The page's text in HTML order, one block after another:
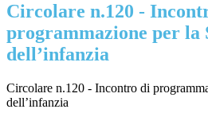
Circolare n.120 -
programmazione per la
dell’infanzia
Circolare n.120 - Incontro di
dell’infanzia